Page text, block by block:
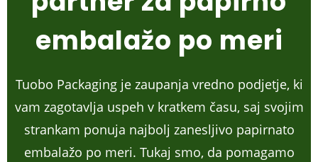
embalažo po meri
Tuobo Packaging je zaupanja vredno podjetje, ki
vam zagotavlja uspeh v kratkem času, saj svojim
strankam ponuja najbolj zanesljivo papirnato
embalažo po meri. Tukaj smo, da pomagamo